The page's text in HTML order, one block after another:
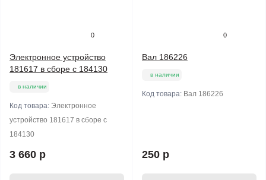
0
Электронное устройство
181617 в сборе с 184130
в наличии
Код товара: Электронное
устройство 181617 в сборе с
184130
3 660 р
0
Вал 186226
в наличии
Код товара: Вал 186226
250 р